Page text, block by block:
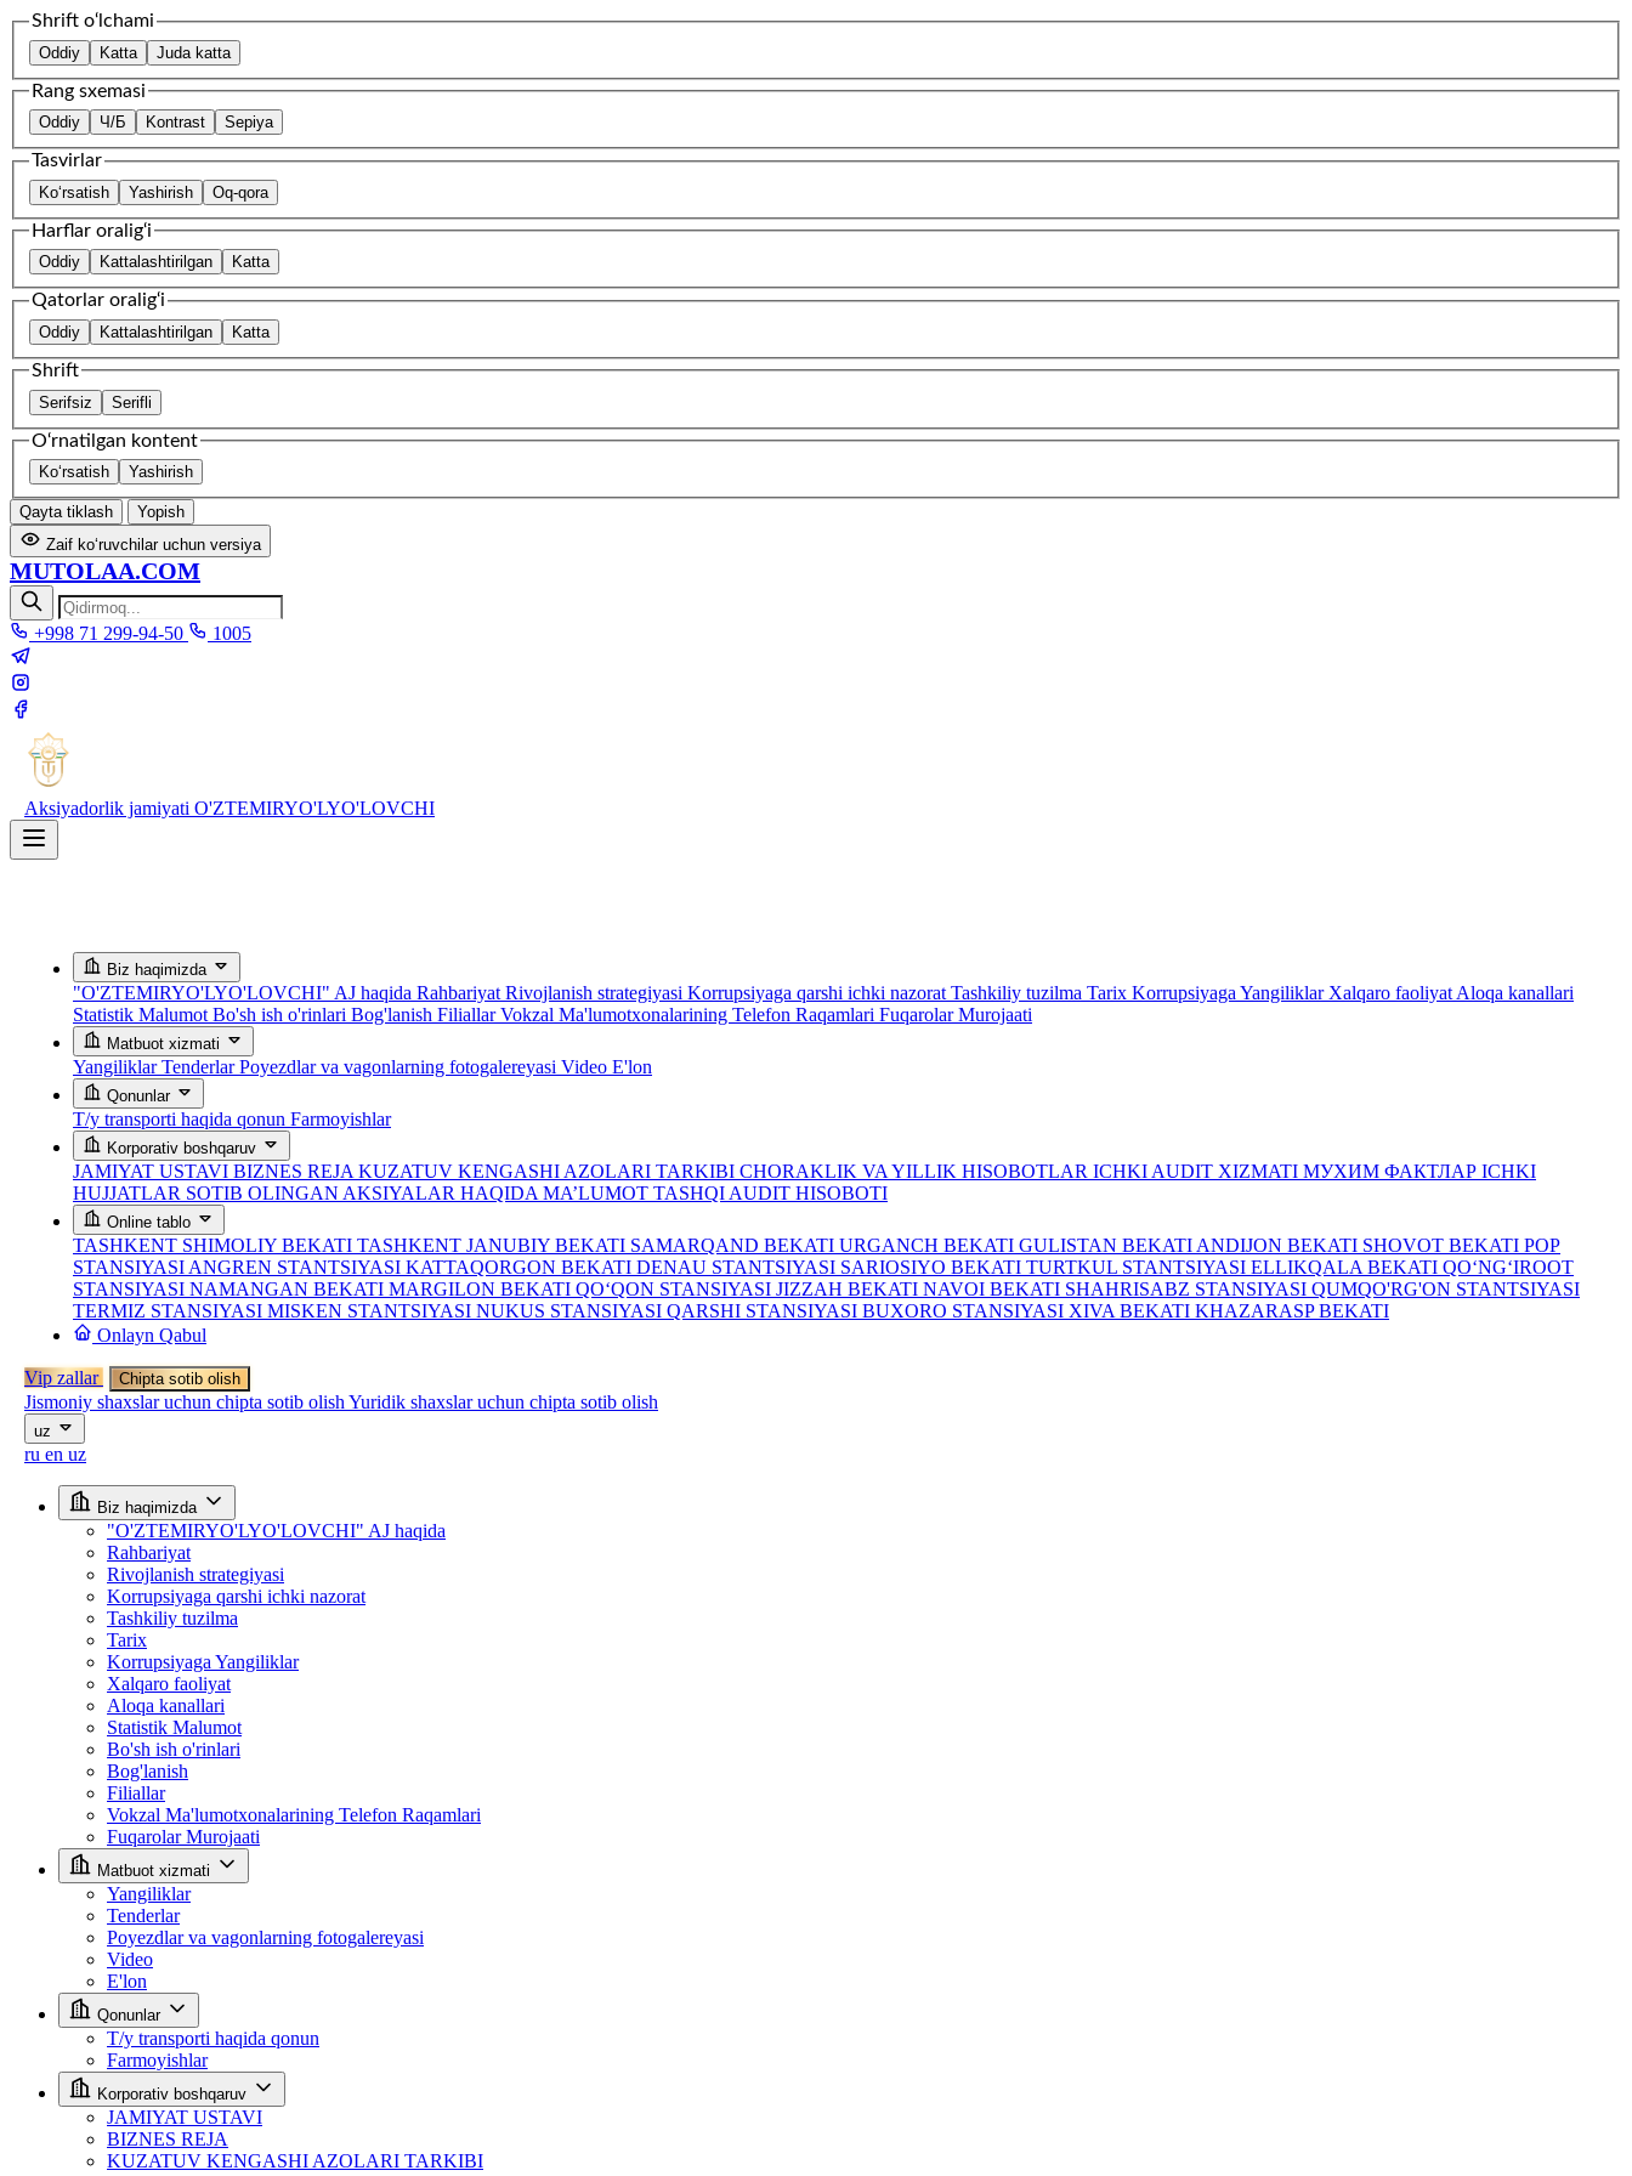
Shrift o‘lchami
Oddiy Katta Juda katta
Rang sxemasi
Oddiy Ч/Б Kontrast Sepiya
Tasvirlar
Ko‘rsatish Yashirish Oq-qora
Harflar oralig‘i
Oddiy Kattalashtirilgan Katta
Qatorlar oralig‘i
Oddiy Kattalashtirilgan Katta
Shrift
Serifsiz Serifli
O‘rnatilgan kontent
Ko‘rsatish Yashirish
Qayta tiklash
Yopish
Zaif ko‘ruvchilar uchun versiya
MUTOLAA.COM
+998 71 299-94-50 1005
Aksiyadorlik jamiyati O'ZTEMIRYO'LYO'LOVCHI
Biz haqimizda
"O'ZTEMIRYO'LYO'LOVCHI" AJ haqida Rahbariyat Rivojlanish strategiyasi Korrupsiyaga qarshi ichki nazorat Tashkiliy tuzilma Tarix Korrupsiyaga Yangiliklar Xalqaro faoliyat Aloqa kanallari
Statistik Malumot Bo'sh ish o'rinlari Bog'lanish FiliallarVokzal Ma'lumotxonalarining Telefon Raqamlari Fuqarolar Murojaati
Matbuot xizmati
YangiliklarTenderlarPoyezdlar va vagonlarning fotogalereyasi Video E'lon
Qonunlar
T/y transporti haqida qonun Farmoyishlar
Korporativ boshqaruv
JAMIYAT USTAVI BIZNES REJA KUZATUV KENGASHI AZOLARI TARKIBI CHORAKLIK VA YILLIK HISOBOTLAR ICHKI AUDIT XIZMATI МУХИМ ФАКТЛАР ICHKI
HUJJATLAR SOTIB OLINGAN AKSIYALAR HAQIDA MA’LUMOT TASHQI AUDIT HISOBOTI
Online tablo
TASHKENT SHIMOLIY BEKATI TASHKENT JANUBIY BEKATI SAMARQAND BEKATI URGANCH BEKATI GULISTAN BEKATI ANDIJON BEKATI SHOVOT BEKATI POP
STANSIYASI ANGREN STANTSIYASI KATTAQORGON BEKATI DENAU STANTSIYASI SARIOSIYO BEKATI TURTKUL STANTSIYASI ELLIKQALA BEKATI QO‘NG‘IROOT
STANSIYASI NAMANGAN BEKATI MARGILON BEKATI QO‘QON STANSIYASI JIZZAH BEKATI NAVOI BEKATI SHAHRISABZ STANSIYASI QUMQO'RG'ON STANTSIYASI
TERMIZ STANSIYASI MISKEN STANTSIYASI NUKUS STANSIYASI QARSHI STANSIYASI BUXORO STANSIYASI XIVA BEKATI KHAZARASP BEKATI
Onlayn Qabul
Vip zallar Chipta sotib olish
Jismoniy shaxslar uchun chipta sotib olish Yuridik shaxslar uchun chipta sotib olish
uz
ru en uz
Biz haqimizda
"O'ZTEMIRYO'LYO'LOVCHI" AJ haqida
Rahbariyat
Rivojlanish strategiyasi
Korrupsiyaga qarshi ichki nazorat
Tashkiliy tuzilma
Tarix
Korrupsiyaga Yangiliklar
Xalqaro faoliyat
Aloqa kanallari
Statistik Malumot
Bo'sh ish o'rinlari
Bog'lanish
Filiallar
Vokzal Ma'lumotxonalarining Telefon Raqamlari
Fuqarolar Murojaati
Matbuot xizmati
Yangiliklar
Tenderlar
Poyezdlar va vagonlarning fotogalereyasi
Video
E'lon
Qonunlar
T/y transporti haqida qonun
Farmoyishlar
Korporativ boshqaruv
JAMIYAT USTAVI
BIZNES REJA
KUZATUV KENGASHI AZOLARI TARKIBI